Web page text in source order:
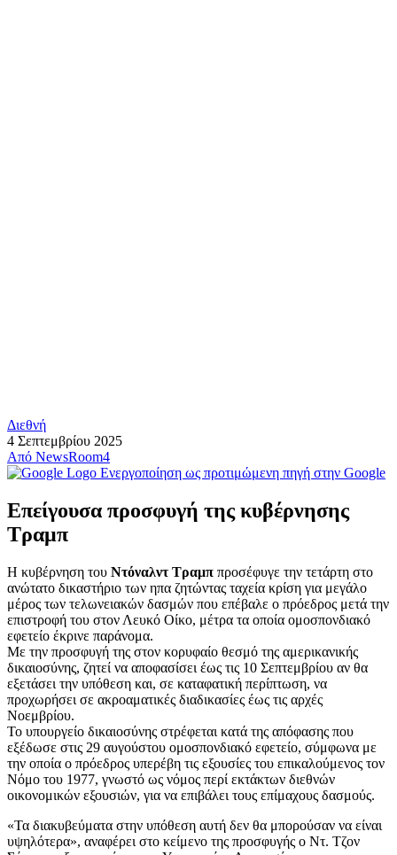
Διεθνή
4 Σεπτεμβρίου 2025
Από NewsRoom4
Ενεργοποίηση ως προτιμώμενη πηγή στην Google
Επείγουσα προσφυγή της κυβέρνησης
Τραμπ
Η κυβέρνηση του Ντόναλντ Τραμπ προσέφυγε την τετάρτη στο
ανώτατο δικαστήριο των ηπα ζητώντας ταχεία κρίση για μεγάλο
μέρος των τελωνειακών δασμών που επέβαλε ο πρόεδρος μετά την
επιστροφή του στον Λευκό Οίκο, μέτρα τα οποία ομοσπονδιακό
εφετείο έκρινε παράνομα.
Με την προσφυγή της στον κορυφαίο θεσμό της αμερικανικής
δικαιοσύνης, ζητεί να αποφασίσει έως τις 10 Σεπτεμβρίου αν θα
εξετάσει την υπόθεση και, σε καταφατική περίπτωση, να
προχωρήσει σε ακροαματικές διαδικασίες έως τις αρχές
Νοεμβρίου.
Το υπουργείο δικαιοσύνης στρέφεται κατά της απόφασης που
εξέδωσε στις 29 αυγούστου ομοσπονδιακό εφετείο, σύμφωνα με
την οποία ο πρόεδρος υπερέβη τις εξουσίες του επικαλούμενος τον
Νόμο του 1977, γνωστό ως νόμος περί εκτάκτων διεθνών
οικονομικών εξουσιών, για να επιβάλει τους επίμαχους δασμούς.
«Τα διακυβεύματα στην υπόθεση αυτή δεν θα μπορούσαν να είναι
υψηλότερα», αναφέρει στο κείμενο της προσφυγής ο Ντ. Τζον